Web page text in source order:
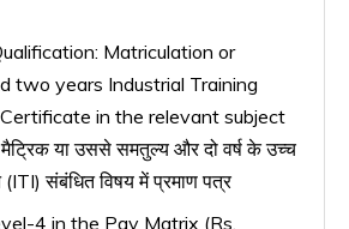
Matriculation or
two years Industrial Training
in the relevant subject
मैट्रिक या उससे समतुल्य और दो वर्ष के उच्च
संबंधित विषय में प्रमाण पत्र
4 in the Pay Matrix (Rs.